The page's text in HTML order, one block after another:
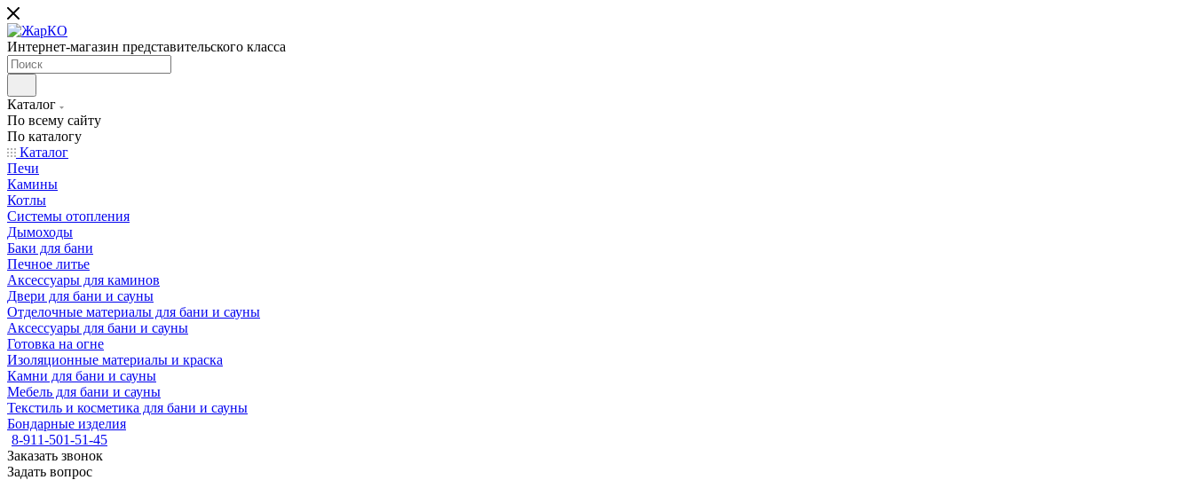
Интернет-магазин представительского класса
Каталог
По всему сайту
По каталогу
Каталог
Печи
Камины
Котлы
Системы отопления
Дымоходы
Баки для бани
Печное литье
Аксессуары для каминов
Двери для бани и сауны
Отделочные материалы для бани и сауны
Аксессуары для бани и сауны
Готовка на огне
Изоляционные материалы и краска
Камни для бани и сауны
Мебель для бани и сауны
Текстиль и косметика для бани и сауны
Бондарные изделия
8-911-501-51-45
Заказать звонок
Задать вопрос